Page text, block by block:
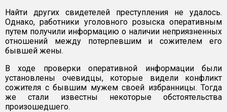
Найти других свидетелей преступления не удалось.
Однако, работники уголовного розыска оперативным
путем получили информацию о наличии неприязненных
отношений между потерпевшим и сожителем его
бывшей жены.
В ходе проверки оперативной информации были
установлены очевидцы, которые видели конфликт
сожителя с бывшим мужем своей избранницы. Тогда
же стали известны некоторые обстоятельства
произошедшего.